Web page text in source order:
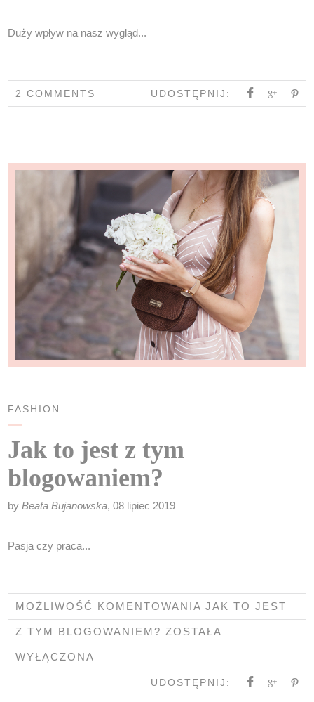
Duży wpływ na nasz wygląd...
2 COMMENTS UDOSTĘPNIJ:
FASHION
Jak to jest z tym
blogowaniem?
byBeata Bujanowska, 08 lipiec 2019
Pasja czy praca...
MOŻLIWOŚĆ KOMENTOWANIAJAK TO JEST
Z TYM BLOGOWANIEM? ZOSTAŁA
WYŁĄCZONA
UDOSTĘPNIJ: